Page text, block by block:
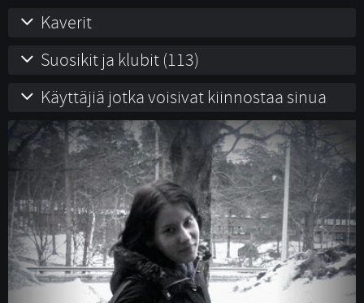
Kaverit
Suosikit ja klubit (113)
Käyttäjiä jotka voisivat kiinnostaa sinua